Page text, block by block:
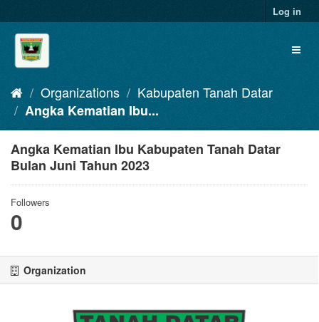
to
content
Log in
Organizations
Kabupaten Tanah Datar
Angka Kematian Ibu...
Angka Kematian Ibu Kabupaten Tanah Datar
Bulan Juni Tahun 2023
Followers
0
Organization